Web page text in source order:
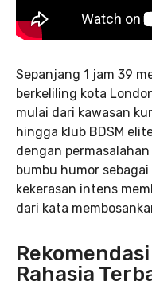
Sepanjang 1 jam 39
berkeliling kota
mulai dari kawasan
hingga klub BDSM
dengan
bumbu humor
kekerasan intens
dari kata
Rahasia